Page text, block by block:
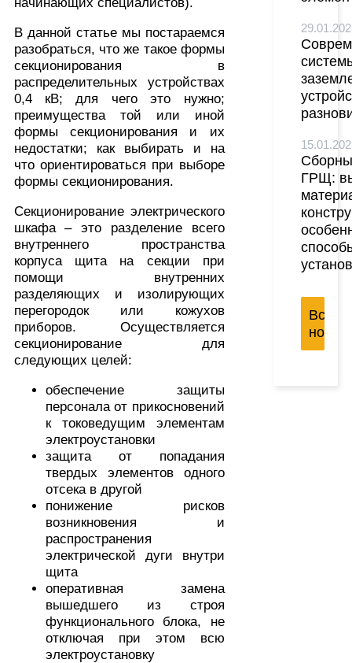
В данной статье мы постараемся
разобраться, что же такое формы
секционирования в
распределительных устройствах
0,4 кВ; для чего это нужно;
преимущества той или иной
формы секционирования и их
недостатки; как выбирать и на
что ориентироваться при выборе
формы секционирования.
Секционирование электрического
шкафа – это разделение всего
внутреннего пространства
корпуса щита на секции при
помощи внутренних
разделяющих и изолирующих
перегородок или кожухов
приборов. Осуществляется
секционирование для
следующих целей:
обеспечение защиты
персонала от прикосновений
к токоведущим элементам
электроустановки
защита от попадания
твердых элементов одного
отсека в другой
понижение рисков
возникновения и
распространения
электрической дуги внутри
щита
оперативная замена
вышедшего из строя
функционального блока, не
отключая при этом всю
электроустановку
ГРЩ:
Все